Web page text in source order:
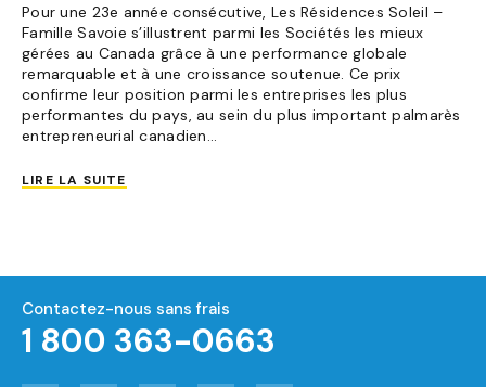
Pour une 23e année consécutive, Les Résidences Soleil –
Famille Savoie s’illustrent parmi les Sociétés les mieux
gérées au Canada grâce à une performance globale
remarquable et à une croissance soutenue. Ce prix
confirme leur position parmi les entreprises les plus
performantes du pays, au sein du plus important palmarès
entrepreneurial canadien...
LIRE LA SUITE
Contactez-nous sans frais
1 800 363-0663